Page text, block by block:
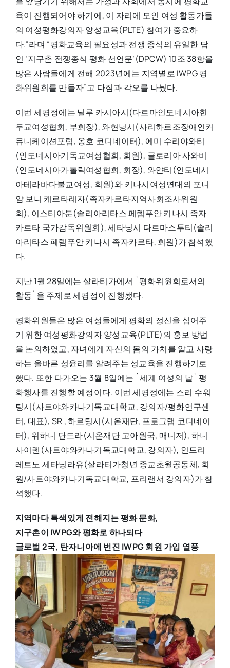
육이 진행되어야 하기에, 이 자리에 모인 여성 활동가들
의 여성평화강의자 양성교육(PLTE) 참여가 중요하
다.”라며 “평화교육의 필요성과 전쟁 종식의 유일한 답
인 ‘지구촌 전쟁종식 평화 선언문’(DPCW) 10조 38항을
많은 사람들에게 전해 2023년에는 지역별로 IWPG 평
화위원회를 만들자”고 다짐과 각오를 나눴다.
이번 세평정에는 닐루 카시아시(다르마인도네시아힌
두교여성협회, 부회장), 와현닝시(사리하르조장애인커
뮤니케이션포럼, 옹호 코디네이터), 에미 수리야와티
(인도네시아기독교여성협회, 회원), 글로리아 사와비
(인도네시아가톨릭여성협회, 회장), 와얀티(인도네시
아테라바다불교여성, 회원)와 키나시여성연대의 포니
얌 보니 케르타레자(족자카르타지역사회조사위원
회), 이스티아툰(솔리아리타스 페렘푸안 키나시 족자
카르타 국가감독위원회), 세타닝시 다르마스투티(솔리
아리타스 페렘푸안 키나시 족자카르타, 회원)가 참석했
다.
지난 1월 28일에는 살라티가에서 `평화위원회로서의
활동`을 주제로 세평정이 진행됐다.
평화위원들은 많은 여성들에게 평화의 정신을 심어주
기 위한 여성평화강의자 양성교육(PLTE)의 홍보 방법
을 논의하였고, 자녀에게 자신의 몸의 가치를 알고 사랑
하는 올바른 성윤리를 알려주는 성교육을 진행하기로
했다. 또한 다가오는 3월 8일에는 `세계 여성의 날` 평
화행사를 진행할 예정이다. 이번 세평정에는 스리 수워
팅시(사트야와카나기독교대학교, 강의자/평화연구센
터, 대표), SR , 하르팅시(시온재단, 프로그램 코디네이
터), 위하니 단드라(시온재단 고아원국, 매니저), 하니
사이렌(사트야와카나기독교대학교, 강의자), 인드리
레트노 세타닝라유(살라티가청년 종교초월공동체, 회
원/사트야와카나기독교대학교, 프리랜서 강의자)가 참
석했다.
지역마다 특색있게 전해지는 평화 문화,
지구촌이 IWPG와 평화로 하나되다
글로벌 2국, 탄자니아에 번진 IWPG 회원 가입 열풍